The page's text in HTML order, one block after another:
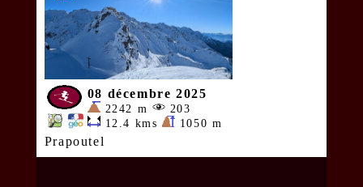
08 décembre 2025
2242 m
203
12.4 kms
1050 m
Prapoutel